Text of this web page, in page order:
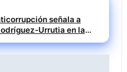
señala a
Urrutia en la
rescate de Tubos